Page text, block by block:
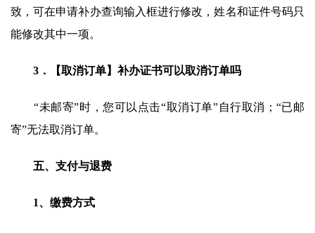
致，可在申请补办查询输入框进行修改，姓名和证件号码只
能修改其中一项。
3．【取消订单】补办证书可以取消订单吗
“未邮寄”时，您可以点击“取消订单”自行取消；“已邮
寄”无法取消订单。
五、支付与退费
1、缴费方式